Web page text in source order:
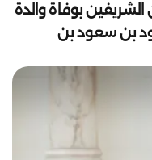
بوفاة والدة
بن سعود بن